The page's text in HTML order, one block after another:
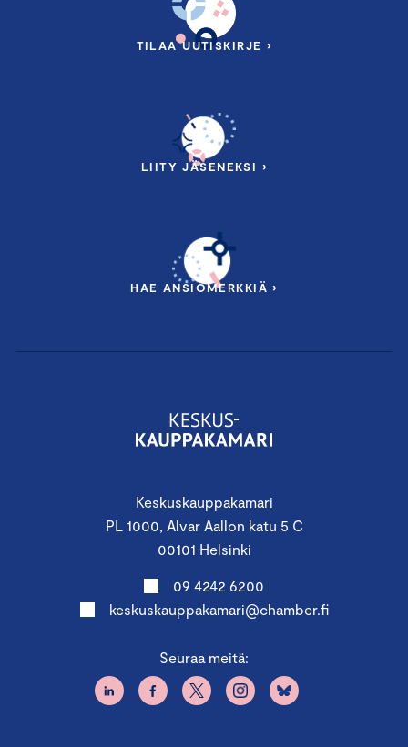
Keskuskauppakamari
PL 1000, Alvar Aallon katu 5 C
00101 Helsinki
09 4242 6200
keskuskauppakamari@chamber.fi
Seuraa meitä:
TILAA UUTISKIRJE ›
LIITY JÄSENEKSI ›
HAE ANSIOMERKKIÄ ›